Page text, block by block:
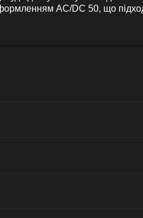
AC/DC 50, що